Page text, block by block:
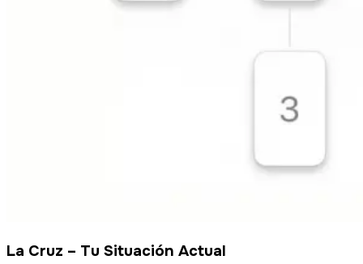
La Cruz – Tu Situación Actual